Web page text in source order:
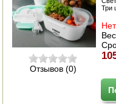
Отзывов (0)
Три